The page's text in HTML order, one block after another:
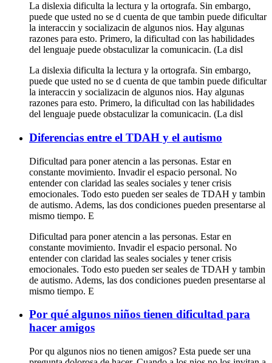
La dislexia dificulta la lectura y la ortografa. Sin embargo,
puede que usted no se d cuenta de que tambin puede dificultar
la interaccin y socializacin de algunos nios. Hay algunas
razones para esto. Primero, la dificultad con las habilidades
del lenguaje puede obstaculizar la comunicacin. (La disl
La dislexia dificulta la lectura y la ortografa. Sin embargo,
puede que usted no se d cuenta de que tambin puede dificultar
la interaccin y socializacin de algunos nios. Hay algunas
razones para esto. Primero, la dificultad con las habilidades
del lenguaje puede obstaculizar la comunicacin. (La disl
Diferencias entre el TDAH y el autismo
Dificultad para poner atencin a las personas. Estar en
constante movimiento. Invadir el espacio personal. No
entender con claridad las seales sociales y tener crisis
emocionales. Todo esto pueden ser seales de TDAH y tambin
de autismo. Adems, las dos condiciones pueden presentarse al
mismo tiempo. E
Dificultad para poner atencin a las personas. Estar en
constante movimiento. Invadir el espacio personal. No
entender con claridad las seales sociales y tener crisis
emocionales. Todo esto pueden ser seales de TDAH y tambin
de autismo. Adems, las dos condiciones pueden presentarse al
mismo tiempo. E
Por qué algunos niños tienen dificultad para
hacer amigos
Por qu algunos nios no tienen amigos? Esta puede ser una